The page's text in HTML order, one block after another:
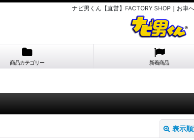
ナビ男くん【直営】FACTORY SHOP｜お車
商品カテゴリー 新着商品
表示